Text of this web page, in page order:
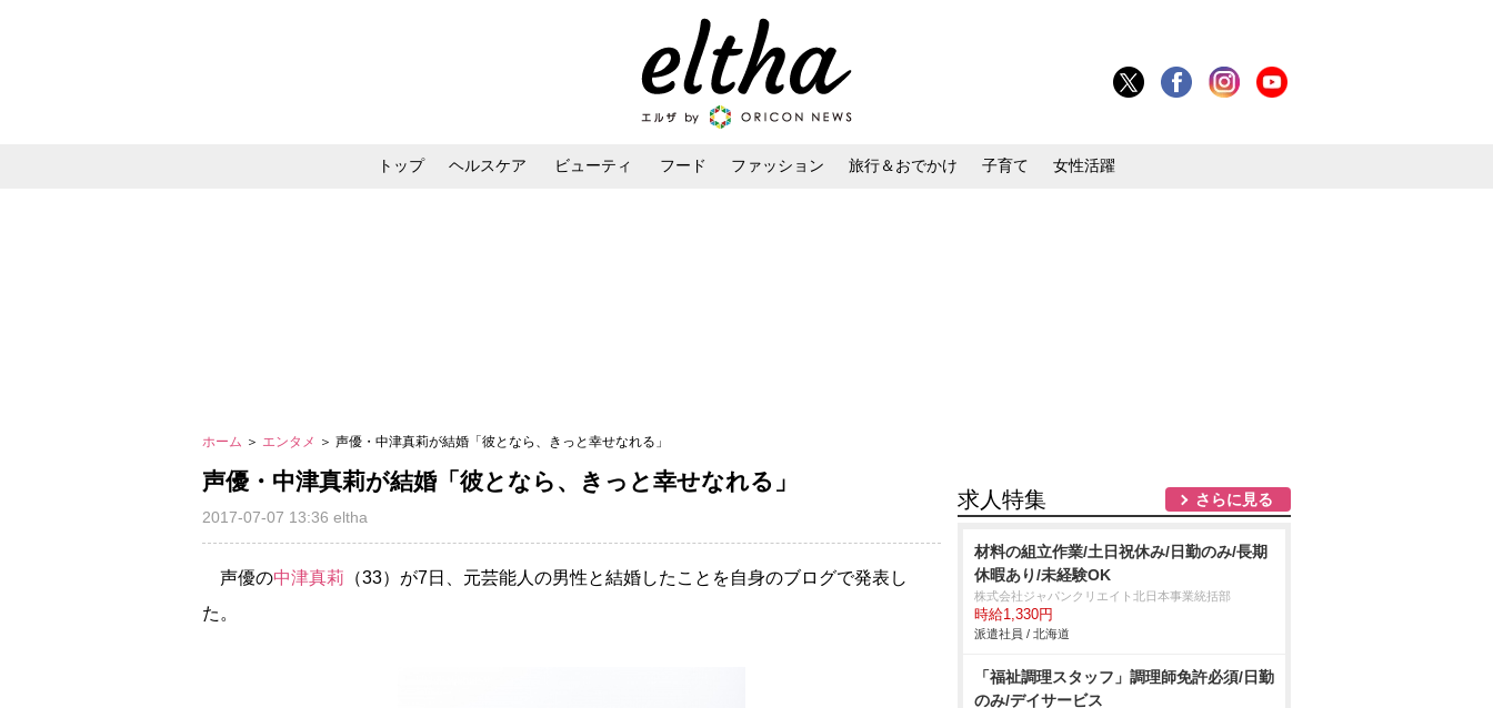
トップ ヘルスケア ビューティ フード ファッション 旅行＆おでかけ 子育て 女性活躍
ホーム ＞ エンタメ ＞ 声優・中津真莉が結婚「彼となら、きっと幸せなれる」
声優・中津真莉が結婚「彼となら、きっと幸せなれる」
2017-07-07 13:36 eltha
声優の中津真莉 （33）が7日、元芸能人の男性と結婚したことを自身のブログで発表し
た。
求人特集 さらに見る
材料の組立作業/土日祝休み/日勤のみ/長期
休暇あり/未経験OK
株式会社ジャパンクリエイト北日本事業統括部
時給1,330円
派遣社員 / 北海道
「福祉調理スタッフ」調理師免許必須/日勤
のみ/デイサービス